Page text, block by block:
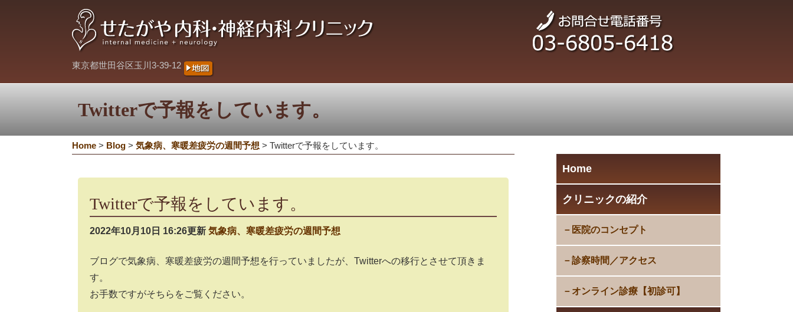
東京都世田谷区玉川3-39-12
Twitterで予報をしています。
Home
クリニックの紹介
医院のコンセプト
診察時間／アクセス
オンライン診療【初診可】
Home > Blog > 気象病、寒暖差疲労の週間予想 > Twitterで予報をしています。
Twitterで予報をしています。
2022年10月10日 16:26更新 気象病、寒暖差疲労の週間予想
ブログで気象病、寒暖差疲労の週間予想を行っていましたが、Twitterへの移行とさせて頂きま
す。
お手数ですがそちらをご覧ください。